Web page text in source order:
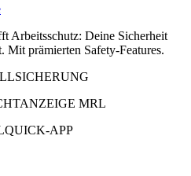
Arbeitsschutz: Deine Sicherheit
Mit prämierten Safety-Features.
MRL
APP